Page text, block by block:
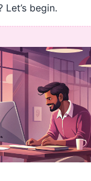
Let’s begin.